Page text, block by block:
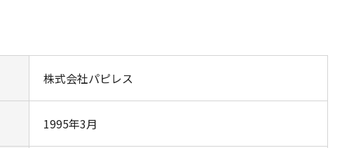
株式会社パピレス
1995年3月